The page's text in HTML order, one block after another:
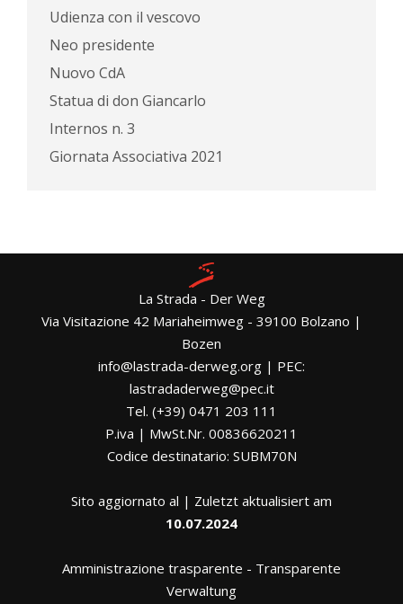
Udienza con il vescovo
Neo presidente
Nuovo CdA
Statua di don Giancarlo
Internos n. 3
Giornata Associativa 2021
La Strada - Der Weg
Via Visitazione 42 Mariaheimweg - 39100 Bolzano |
Bozen
info@lastrada-derweg.org | PEC:
lastradaderweg@pec.it
Tel. (+39) 0471 203 111
P.iva | MwSt.Nr. 00836620211
Codice destinatario: SUBM70N
Sito aggiornato al | Zuletzt aktualisiert am
10.07.2024
Amministrazione trasparente - Transparente
Verwaltung